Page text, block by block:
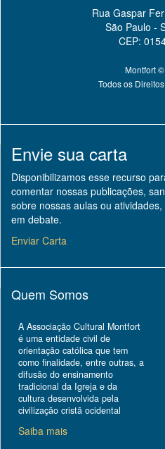
Rua Gaspar
São Paulo -
CEP:
Montfort
Todos os
Envie sua carta
Disponibilizamos esse recurso
comentar nossas publicações,
sobre nossas aulas ou
em debate.
Enviar Carta
Quem Somos
A Associação Cultural Montfort
é uma entidade civil de
orientação católica que tem
como finalidade, entre outras, a
difusão do ensinamento
tradicional da Igreja e da
cultura desenvolvida pela
civilização cristã ocidental
Saiba mais